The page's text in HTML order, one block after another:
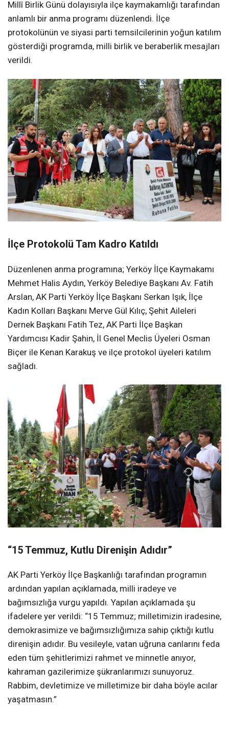
Millî Birlik Günü dolayısıyla ilçe kaymakamlığı tarafından
anlamlı bir anma programı düzenlendi. İlçe
protokolünün ve siyasi parti temsilcilerinin yoğun katılım
gösterdiği programda, milli birlik ve beraberlik mesajları
verildi.
İlçe Protokolü Tam Kadro Katıldı
Düzenlenen anma programına; Yerköy İlçe Kaymakamı
Mehmet Halis Aydın, Yerköy Belediye Başkanı Av. Fatih
Arslan, AK Parti Yerköy İlçe Başkanı Serkan Işık, İlçe
Kadın Kolları Başkanı Merve Gül Kılıç, Şehit Aileleri
Dernek Başkanı Fatih Tez, AK Parti İlçe Başkan
Yardımcısı Kadir Şahin, İl Genel Meclis Üyeleri Osman
Biçer ile Kenan Karakuş ve ilçe protokol üyeleri katılım
sağladı.
“15 Temmuz, Kutlu Direnişin Adıdır”
AK Parti Yerköy İlçe Başkanlığı tarafından programın
ardından yapılan açıklamada, milli iradeye ve
bağımsızlığa vurgu yapıldı. Yapılan açıklamada şu
ifadelere yer verildi: “15 Temmuz; milletimizin iradesine,
demokrasimize ve bağımsızlığımıza sahip çıktığı kutlu
direnişin adıdır. Bu vesileyle, vatan uğruna canlarını feda
eden tüm şehitlerimizi rahmet ve minnetle anıyor,
kahraman gazilerimize şükranlarımızı sunuyoruz.
Rabbim, devletimize ve milletimize bir daha böyle acılar
yaşatmasın.”